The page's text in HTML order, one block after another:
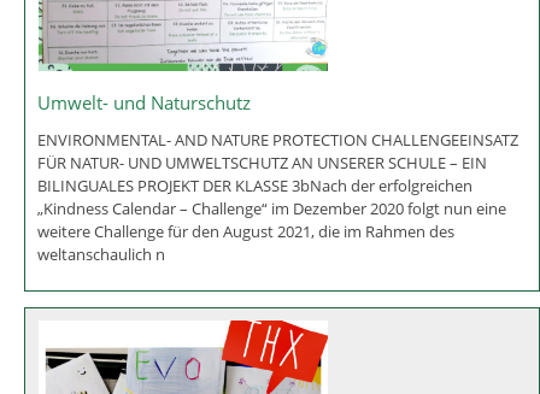
Umwelt- und Naturschutz
ENVIRONMENTAL- AND NATURE PROTECTION CHALLENGEEINSATZ
FÜR NATUR- UND UMWELTSCHUTZ AN UNSERER SCHULE – EIN
BILINGUALES PROJEKT DER KLASSE 3bNach der erfolgreichen
„Kindness Calendar – Challenge“ im Dezember 2020 folgt nun eine
weitere Challenge für den August 2021, die im Rahmen des
weltanschaulich n